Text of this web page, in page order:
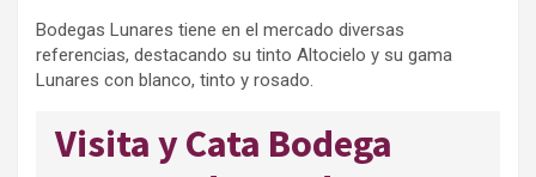
Bodegas Lunares tiene en el mercado diversas
referencias, destacando su tinto Altocielo y su gama
Lunares con blanco, tinto y rosado.